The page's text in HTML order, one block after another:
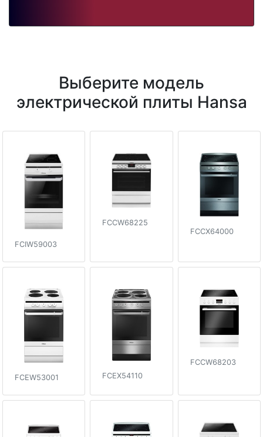
Выберите модель
электрической плиты Hansa
FCIW59003
FCCW68225
FCCX64000
FCEW53001 FCEX54110
FCCW68203